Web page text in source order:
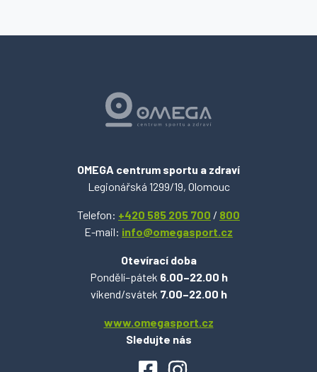
OMEGA centrum sportu a zdraví
Legionářská 1299/19, Olomouc
Telefon: +420 585 205 700 / 800
E-mail: info@omegasport.cz
Otevírací doba
Pondělí–pátek 6.00–22.00 h
víkend/svátek 7.00–22.00 h
www.omegasport.cz
Sledujte nás